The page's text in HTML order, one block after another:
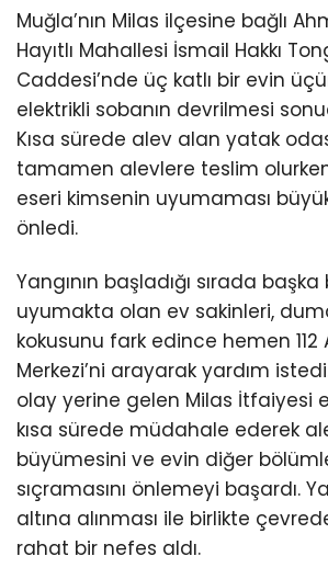
Muğla’nın Milas ilçesine bağlı
Hayıtlı Mahallesi İsmail Hakkı
Caddesi’nde üç katlı bir evin
elektrikli sobanın devrilmesi
Kısa sürede alev alan yatak
tamamen alevlere teslim
eseri kimsenin uyumaması
önledi.
Yangının başladığı sırada
uyumakta olan ev sakinleri,
kokusunu fark edince hemen 112
Merkezi’ni arayarak yardım
olay yerine gelen Milas İtfaiyesi
kısa sürede müdahale ederek
büyümesini ve evin diğer
sıçramasını önlemeyi başardı.
altına alınması ile birlikte
rahat bir nefes aldı.